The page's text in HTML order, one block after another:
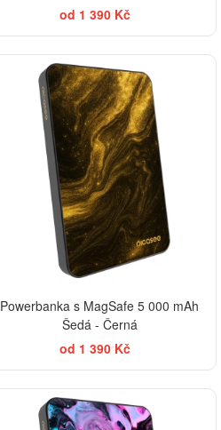
od 1 390 Kč
Powerbanka s MagSafe 5 000 mAh
Šedá - Černá
od 1 390 Kč